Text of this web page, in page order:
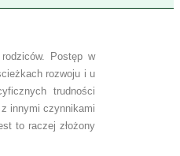
Postęp w
rozwoju i u
trudności
innymi czynnikami
to raczej złożony